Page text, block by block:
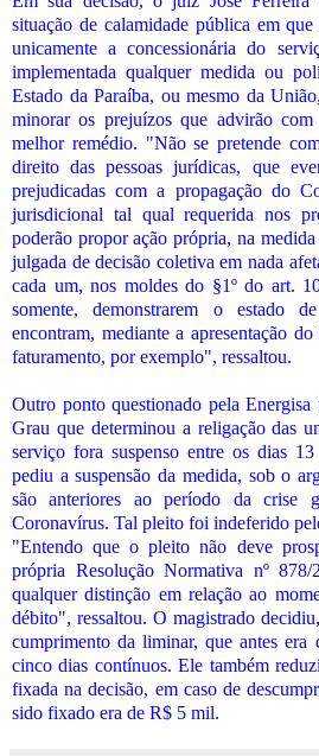
situação de calamidade pública em
unicamente a concessionária do
implementada qualquer medida ou
Estado da Paraíba, ou mesmo da
minorar os prejuízos que advirão
melhor remédio. "Não se pretende
direito das pessoas jurídicas, que
prejudicadas com a propagação do
jurisdicional tal qual requerida nos
poderão propor ação própria, na
julgada de decisão coletiva em nada
cada um, nos moldes do §1º do art.
somente, demonstrarem o estado
encontram, mediante a apresentação
faturamento, por exemplo", ressaltou.
Outro ponto questionado pela
Grau que determinou a religação das
serviço fora suspenso entre os dias
pediu a suspensão da medida, sob o
são anteriores ao período da crise
Coronavírus. Tal pleito foi indeferido
"Entendo que o pleito não deve
própria Resolução Normativa nº
qualquer distinção em relação ao
débito", ressaltou. O magistrado
cumprimento da liminar, que antes era
cinco dias contínuos. Ele também
fixada na decisão, em caso de
sido fixado era de R$ 5 mil.